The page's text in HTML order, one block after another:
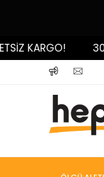
KARGO!